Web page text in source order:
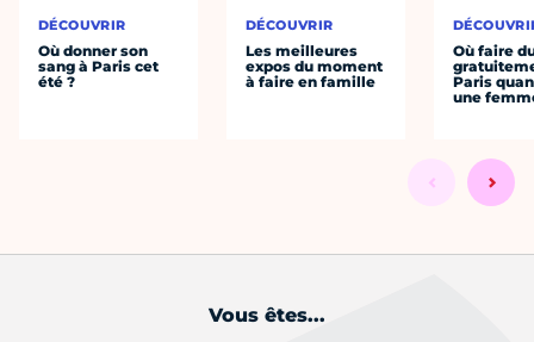
DÉCOUVRIR
Où donner son
sang à Paris cet
été ?
DÉCOUVRIR
Les meilleures
expos du moment
à faire en famille
Où faire
Paris
une
Vous êtes...